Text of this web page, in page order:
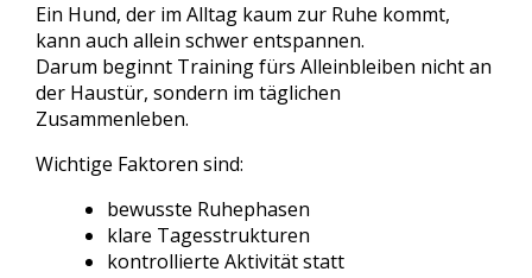
Ein Hund, der im Alltag kaum zur Ruhe kommt,
kann auch allein schwer entspannen.
Darum beginnt Training fürs Alleinbleiben nicht an
der Haustür, sondern im täglichen
Zusammenleben.
Wichtige Faktoren sind:
bewusste Ruhephasen
klare Tagesstrukturen
kontrollierte Aktivität statt